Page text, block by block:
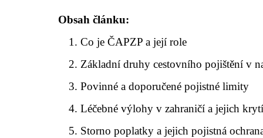
Obsah článku:
Co je ČAPZP a její role
Základní druhy cestovního pojištění v
Povinné a doporučené pojistné limity
Léčebné výlohy v zahraničí a jejich krytí
Storno poplatky a jejich pojistná